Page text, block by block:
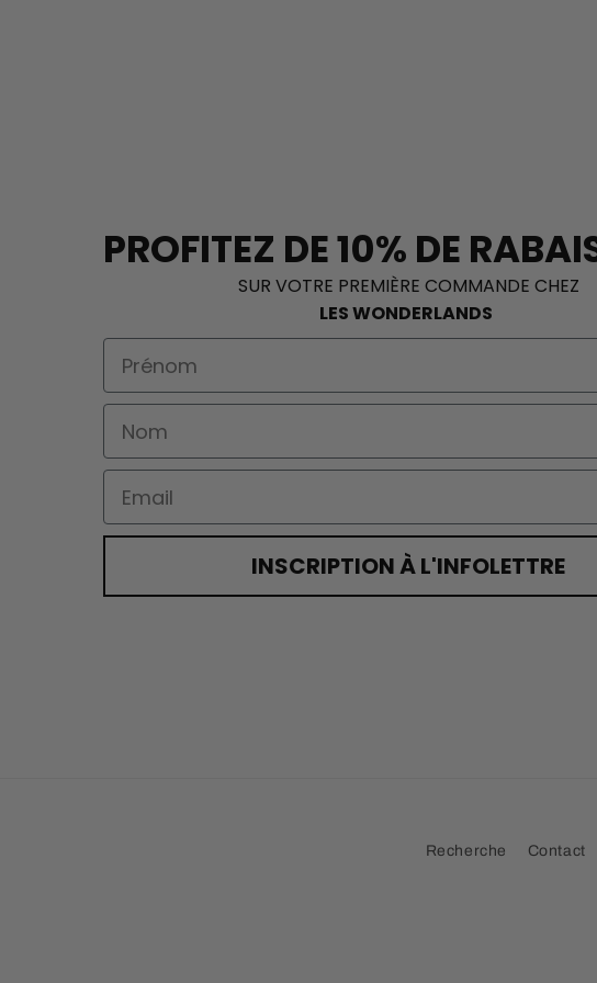
PROFITEZ DE 10% DE
SUR VOTRE PREMIÈRE COMMANDE CHEZ
LES WONDERLANDS
First Name
Nom
Email
INSCRIPTION À L'INFOLETTRE
Recherche Contact